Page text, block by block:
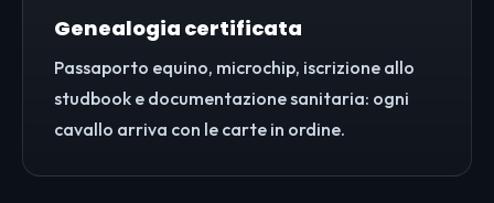
Genealogia certificata
Passaporto equino, microchip, iscrizione allo
studbook e documentazione sanitaria: ogni
cavallo arriva con le carte in ordine.